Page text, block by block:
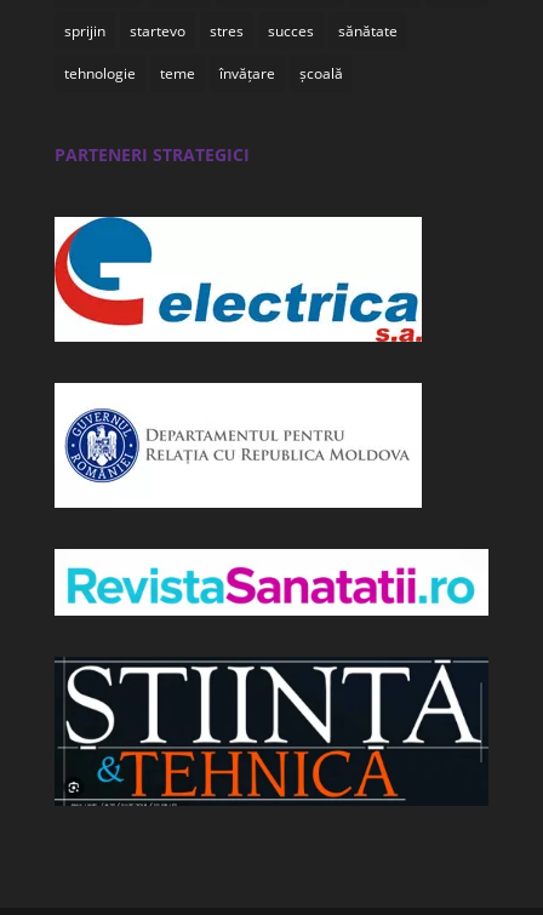
sprijin startevo stres succes sănătate
tehnologie teme învățare școală
PARTENERI STRATEGICI